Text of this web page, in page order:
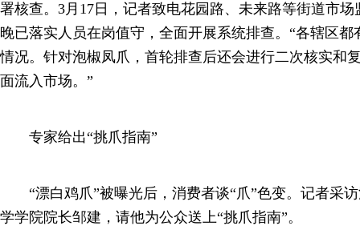
署核查。3月17日，记者致电花园路、未来路等街道市
晚已落实人员在岗值守，全面开展系统排查。“各辖区
情况。针对泡椒凤爪，首轮排查后还会进行二次核实和
面流入市场。”
专家给出“挑爪指南”
“漂白鸡爪”被曝光后，消费者谈“爪”色变。记者采
学学院院长邹建，请他为公众送上“挑爪指南”。